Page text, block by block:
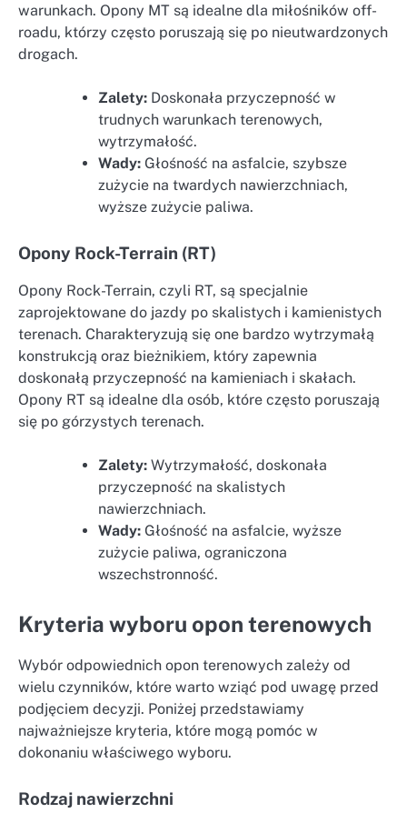
warunkach. Opony MT są idealne dla miłośników off-
roadu, którzy często poruszają się po nieutwardzonych
drogach.
Zalety: Doskonała przyczepność w
trudnych warunkach terenowych,
wytrzymałość.
Wady: Głośność na asfalcie, szybsze
zużycie na twardych nawierzchniach,
wyższe zużycie paliwa.
Opony Rock-Terrain (RT)
Opony Rock-Terrain, czyli RT, są specjalnie
zaprojektowane do jazdy po skalistych i kamienistych
terenach. Charakteryzują się one bardzo wytrzymałą
konstrukcją oraz bieżnikiem, który zapewnia
doskonałą przyczepność na kamieniach i skałach.
Opony RT są idealne dla osób, które często poruszają
się po górzystych terenach.
Zalety: Wytrzymałość, doskonała
przyczepność na skalistych
nawierzchniach.
Wady: Głośność na asfalcie, wyższe
zużycie paliwa, ograniczona
wszechstronność.
Kryteria wyboru opon terenowych
Wybór odpowiednich opon terenowych zależy od
wielu czynników, które warto wziąć pod uwagę przed
podjęciem decyzji. Poniżej przedstawiamy
najważniejsze kryteria, które mogą pomóc w
dokonaniu właściwego wyboru.
Rodzaj nawierzchni